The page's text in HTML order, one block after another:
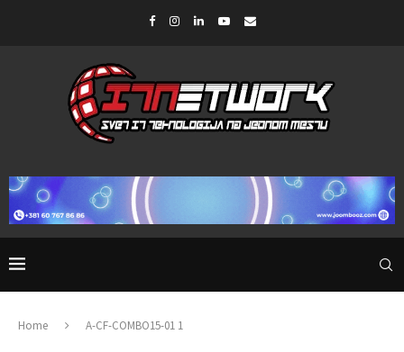
Home A-CF-COMBO15-01 1